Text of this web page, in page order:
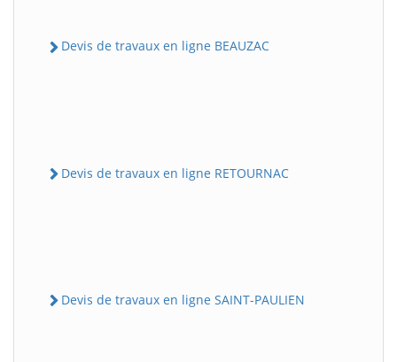
Devis de travaux en ligne BEAUZAC
Devis de travaux en ligne RETOURNAC
Devis de travaux en ligne SAINT-PAULIEN